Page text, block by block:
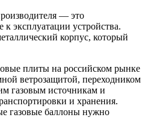
— это
к эксплуатации устройства.
корпус, который
плиты на российском рынке
ветрозащитой, переходником
газовым источникам и
и хранения.
газовые баллоны нужно